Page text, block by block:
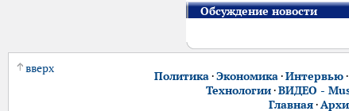
Обсуждение новости
вверх
Политика·Экономика·Интервью·
Технологии·ВИДЕО -
Главная·